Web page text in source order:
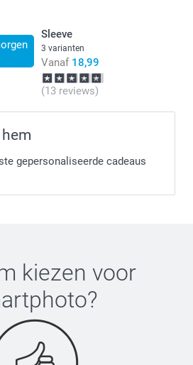
Sleeve
3 varianten
Vanaf 18,99
(13 reviews)
gepersonaliseerde cadeaus
kiezen voor
?